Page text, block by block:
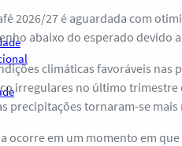
2026/27 é aguardada com
abaixo do esperado devido
climáticas favoráveis
irregulares no último
precipitações tornaram-se
ocorre em um momento em